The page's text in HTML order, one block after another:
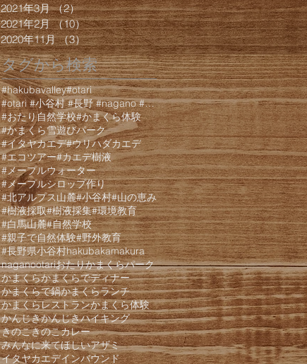
2021年3月 （2）2件の記事
2021年2月 （10）10件の記事
2020年11月 （3）3件の記事
タグから検索
#hakubavalley#otari
#otari #小谷村 #長野 #nagano #白馬 #hakuba #栂池 #栂池高原 #栂池高
#おたり自然学校#かまくら体験
#かまくら雪遊びパーク
#イタヤカエデ#ウリハダカエデ
#エコツアー#カエデ樹液
#メープルウォーター
#メープルシロップ作り
#北アルプス山麓#小谷村#山の恵み
#樹液採取#樹液採集#環境教育
#白馬山麓#自然学校
#親子で自然体験#野外教育
#長野県小谷村hakubakamakura
naganootariおたりかまくらパーク
かまくらかまくらでディナー
かまくらで鍋かまくらランチ
かまくらレストランかまくら体験
かんじきかんじきハイキング
きのこきのこカレー
みんなに来てほしいアザミ
イタヤカエデインバウンド